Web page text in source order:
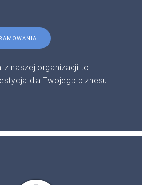
z naszej organizacji to
dla Twojego biznesu!